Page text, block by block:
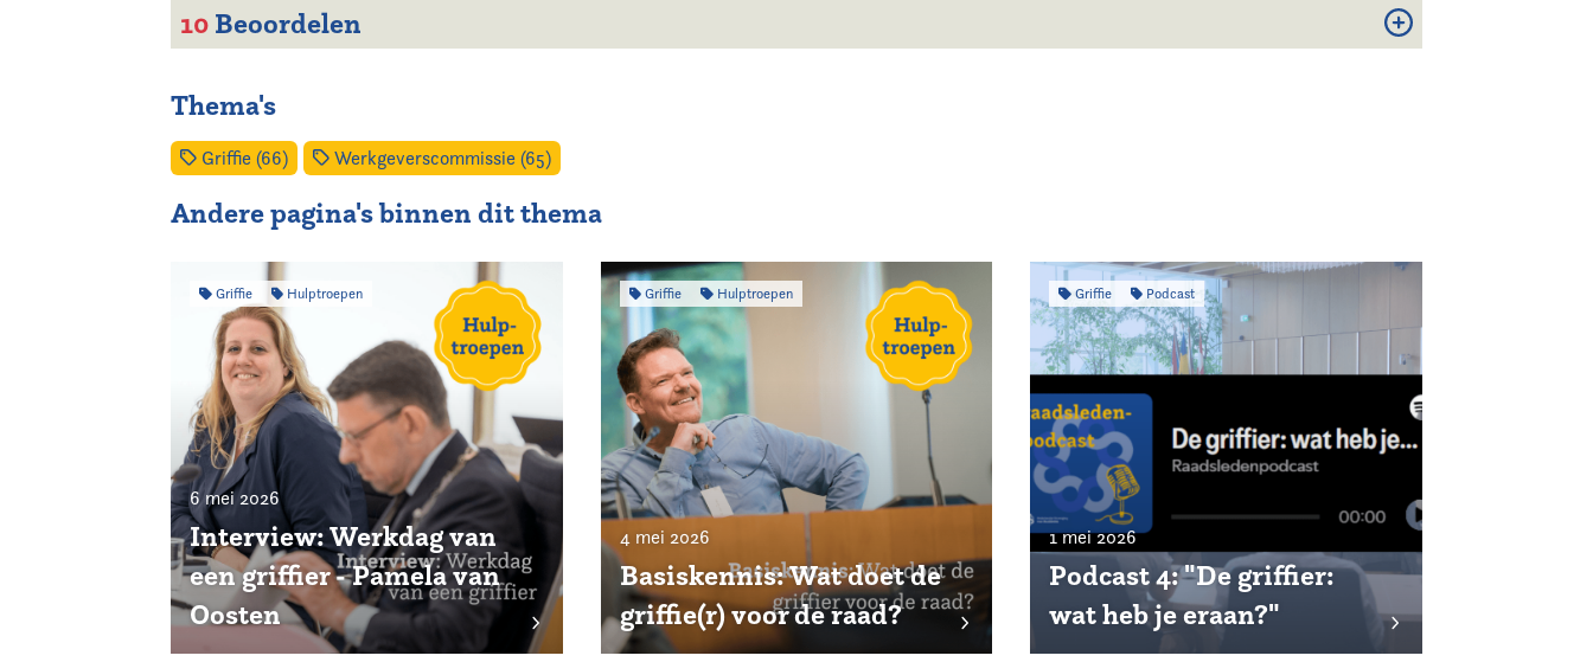
10 Beoordelen
Thema's
Griffie (66) Werkgeverscommissie (65)
Andere pagina's binnen dit thema
Griffie Hulptroepen
6 mei 2026
Interview: Werkdag van
een griffier - Pamela van
Oosten
Griffie Hulptroepen
4 mei 2026
Basiskennis: Wat doet de
griffie(r) voor de raad?
Griffie Podcast
1 mei 2026
Podcast 4: "De griffier:
wat heb je eraan?"